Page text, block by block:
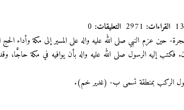
القراءات: التعليقات:
حين عزم النبي صلى الله عليه واله على المسير إلى مكة وأداء
فكتب إليه الرسول صلى الله عليه واله بأن يوافيه في مكة حاجًّا،
الركب بمنطقة تسمى ب- (غدير خم).